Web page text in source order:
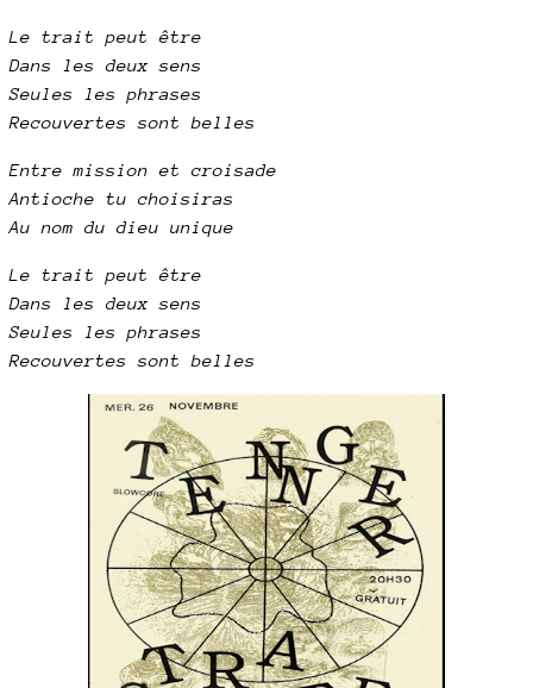
Le trait peut être
Dans les deux sens
Seules les phrases
Recouvertes sont belles
Entre mission et croisade
Antioche tu choisiras
Au nom du dieu unique
Le trait peut être
Dans les deux sens
Seules les phrases
Recouvertes sont belles